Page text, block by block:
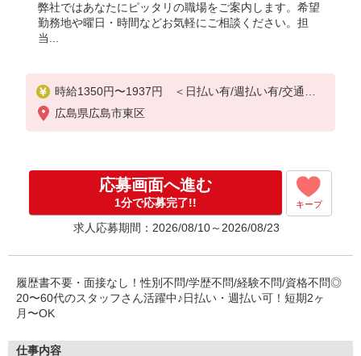
弊社ではあなたにピッタリの職場をご案内します。希望
勤務地や曜日・時間などお気軽にご相談ください。担
当...
時給1350円〜1937円 ＜日払い有/週払い有/交通費
全支給(ガソリン代含む)＞
広島県広島市東区
応募画面へ進む
1分で応募完了!! キープ
求人応募期間：2026/08/10～2026/08/23
履歴書不要・面接なし！性別不問/学歴不問/経験不問/資格不問◎
20〜60代のスタッフさん活躍中♪日払い・週払い可！短期2ヶ
月〜OK
仕事内容